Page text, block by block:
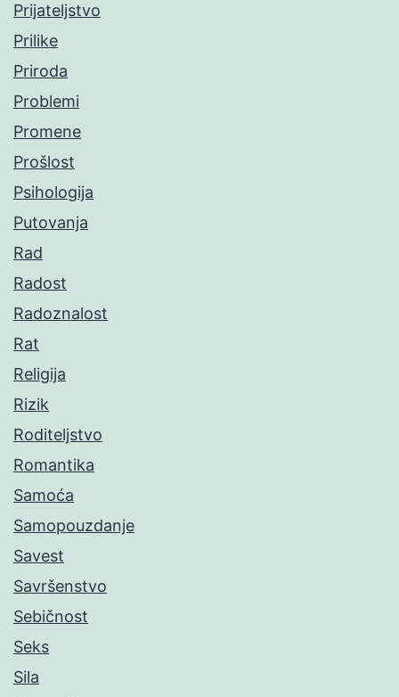
Prijateljstvo
Prilike
Priroda
Problemi
Promene
Prošlost
Psihologija
Putovanja
Rad
Radost
Radoznalost
Rat
Religija
Rizik
Roditeljstvo
Romantika
Samoća
Samopouzdanje
Savest
Savršenstvo
Sebičnost
Seks
Sila